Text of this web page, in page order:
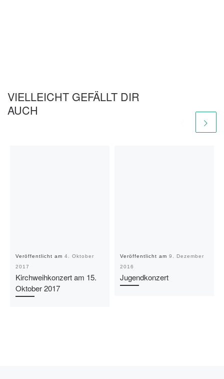
VIELLEICHT GEFÄLLT DIR
AUCH
Veröffentlicht am 4. Oktober
2017
Kirchweihkonzert am 15.
Oktober 2017
Veröffentlicht am 9. Dezember
2016
Jugendkonzert